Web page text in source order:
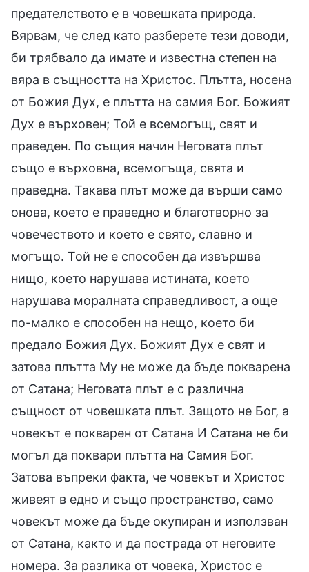
предателството е в човешката природа.
Вярвам, че след като разберете тези доводи,
би трябвало да имате и известна степен на
вяра в същността на Христос. Плътта, носена
от Божия Дух, е плътта на самия Бог. Божият
Дух е върховен; Той е всемогъщ, свят и
праведен. По същия начин Неговата плът
също е върховна, всемогъща, свята и
праведна. Такава плът може да върши само
онова, което е праведно и благотворно за
човечеството и което е свято, славно и
могъщо. Той не е способен да извършва
нищо, което нарушава истината, което
нарушава моралната справедливост, а още
по-малко е способен на нещо, което би
предало Божия Дух. Божият Дух е свят и
затова плътта Му не може да бъде покварена
от Сатана; Неговата плът е с различна
същност от човешката плът. Защото не Бог, а
човекът е покварен от Сатана И Сатана не би
могъл да поквари плътта на Самия Бог.
Затова въпреки факта, че човекът и Христос
живеят в едно и също пространство, само
човекът може да бъде окупиран и използван
от Сатана, както и да пострада от неговите
номера. За разлика от човека, Христос е